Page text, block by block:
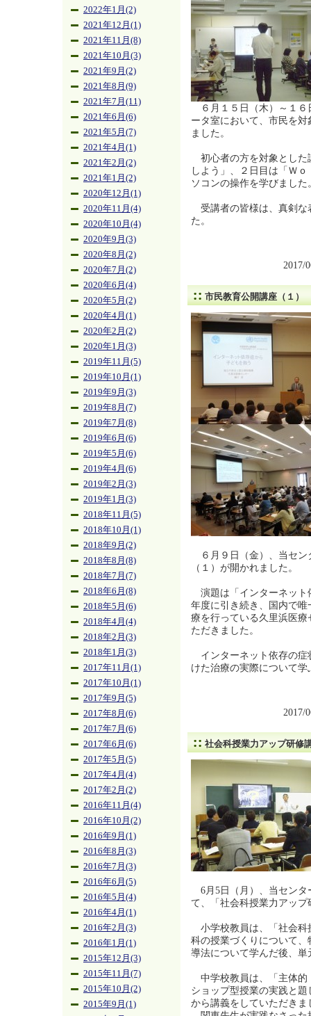
2022年1月(2)
2021年12月(1)
2021年11月(8)
2021年10月(3)
2021年9月(2)
2021年8月(9)
2021年7月(11)
2021年6月(6)
2021年5月(7)
2021年4月(1)
2021年2月(2)
2021年1月(2)
2020年12月(1)
2020年11月(4)
2020年10月(4)
2020年9月(3)
2020年8月(2)
2020年7月(2)
2020年6月(4)
2020年5月(2)
2020年4月(1)
2020年2月(2)
2020年1月(3)
2019年11月(5)
2019年10月(1)
2019年9月(3)
2019年8月(7)
2019年7月(8)
2019年6月(6)
2019年5月(6)
2019年4月(6)
2019年2月(3)
2019年1月(3)
2018年11月(5)
2018年10月(1)
2018年9月(2)
2018年8月(8)
2018年7月(7)
2018年6月(8)
2018年5月(6)
2018年4月(4)
2018年2月(3)
2018年1月(3)
2017年11月(1)
2017年10月(1)
2017年9月(5)
2017年8月(6)
2017年7月(6)
2017年6月(6)
2017年5月(5)
2017年4月(4)
2017年2月(2)
2016年11月(4)
2016年10月(2)
2016年9月(1)
2016年8月(3)
2016年7月(3)
2016年6月(5)
2016年5月(4)
2016年4月(1)
2016年2月(3)
2016年1月(1)
2015年12月(3)
2015年11月(7)
2015年10月(2)
2015年9月(1)
６月１５日（木）～１６
ータ室において、市民を
ました。
初心者の方を対象とした
しよう」、２日目は「Ｗ
ソコンの操作を学びました
受講者の皆様は、真剣な
た。
2017/
市民教育公開講座（１）
６月９日（金）、当セン
（１）が開かれました。
演題は「インターネット
年度に引き続き、国内で
療を行っている久里浜医
ただきました。
インターネット依存の症
けた治療の実際について
2017/
社会科授業力アップ研修
6月5日（月）、当センタ
て、「社会科授業力アッ
小学校教員は、「社会科
科の授業づくりについて
導法について学んだ後、
中学校教員は、「主体的
ショップ型授業の実践と
から講義をしていただきま